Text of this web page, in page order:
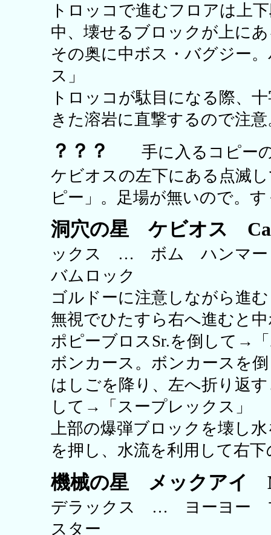
トロッコで進むフロアは上
中、壊せるブロックが上に
その奥に中ボス・バグジー
ス」
トロッコが駄目になる際、
きた溶岩に直撃するので注
？？？
手に入るコピー
ケビオスの左下にある点滅
ピー」。足場が無いので。
洞穴の星 ケビオス
ックス … ボム ハンマ
バムロック
ゴルドーに注意しながら進
無視でひたすら右へ進むと
ポピーブロスSr.を倒して→
ボンカース。ボンカースを
はしごを降り、左へ折り返
して→「スープレックス」
上部の爆弾ブロックを壊し
を押し、水流を利用して右
機械の星 メックアイ
デラックス … ヨーヨ
スター